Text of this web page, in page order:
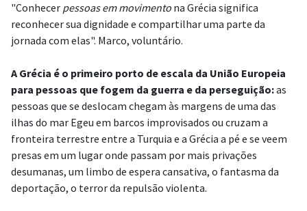
"Conhecer pessoas em movimento na Grécia significa
reconhecer sua dignidade e compartilhar uma parte da
jornada com elas". Marco, voluntário.
A Grécia é o primeiro porto de escala da União Europeia
para pessoas que fogem da guerra e da perseguição:as
pessoas que se deslocam chegam às margens de uma das
ilhas do mar Egeu em barcos improvisados ou cruzam a
fronteira terrestre entre a Turquia e a Grécia a pé e se veem
presas em um lugar onde passam por mais privações
desumanas, um limbo de espera cansativa, o fantasma da
deportação, o terror da repulsão violenta.